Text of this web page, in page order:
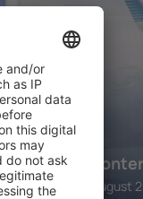
KOBE
Hotel
Kobe, 07 august